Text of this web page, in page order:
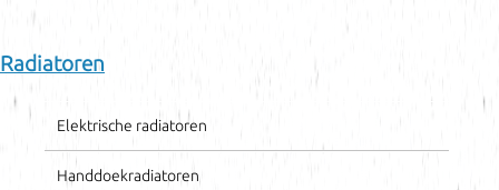
Radiatoren
Elektrische radiatoren
Handdoekradiatoren